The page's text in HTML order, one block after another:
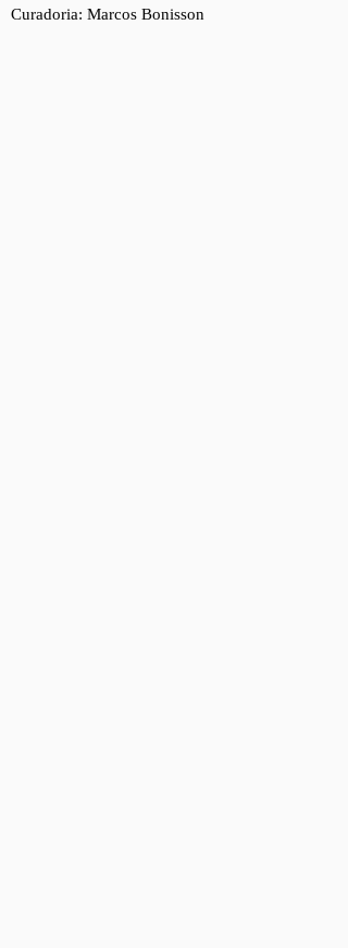
Curadoria: Marcos Bonisson